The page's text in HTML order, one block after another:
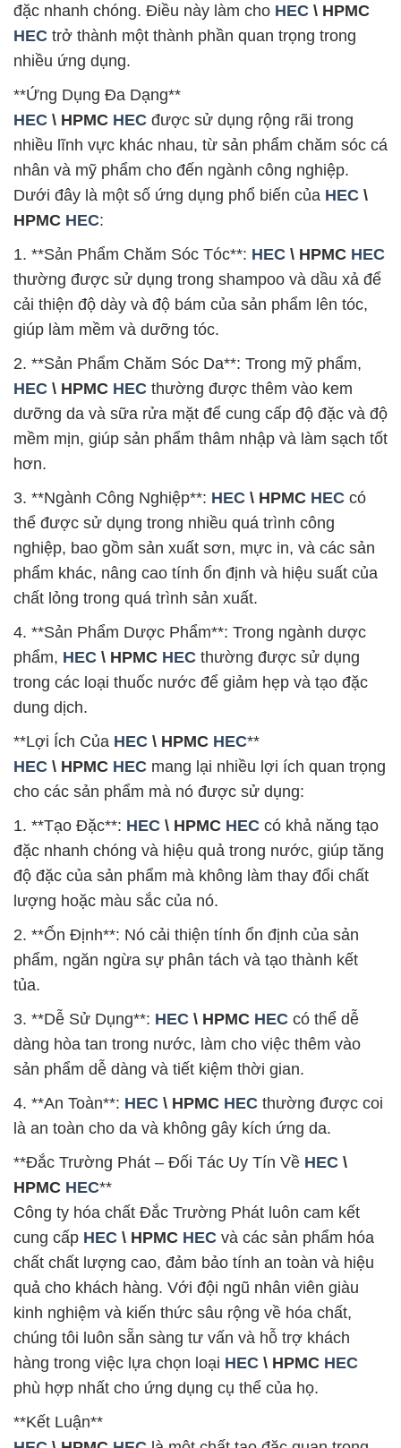
đặc nhanh chóng. Điều này làm cho HEC \ HPMC
HEC trở thành một thành phần quan trọng trong
nhiều ứng dụng.
**Ứng Dụng Đa Dạng**
HEC \ HPMC HEC được sử dụng rộng rãi trong
nhiều lĩnh vực khác nhau, từ sản phẩm chăm sóc cá
nhân và mỹ phẩm cho đến ngành công nghiệp.
Dưới đây là một số ứng dụng phổ biến của HEC \
HPMC HEC:
1. **Sản Phẩm Chăm Sóc Tóc**: HEC \ HPMC HEC
thường được sử dụng trong shampoo và dầu xả để
cải thiện độ dày và độ bám của sản phẩm lên tóc,
giúp làm mềm và dưỡng tóc.
2. **Sản Phẩm Chăm Sóc Da**: Trong mỹ phẩm,
HEC \ HPMC HEC thường được thêm vào kem
dưỡng da và sữa rửa mặt để cung cấp độ đặc và độ
mềm mịn, giúp sản phẩm thâm nhập và làm sạch tốt
hơn.
3. **Ngành Công Nghiệp**: HEC \ HPMC HEC có
thể được sử dụng trong nhiều quá trình công
nghiệp, bao gồm sản xuất sơn, mực in, và các sản
phẩm khác, nâng cao tính ổn định và hiệu suất của
chất lỏng trong quá trình sản xuất.
4. **Sản Phẩm Dược Phẩm**: Trong ngành dược
phẩm, HEC \ HPMC HEC thường được sử dụng
trong các loại thuốc nước để giảm hẹp và tạo đặc
dung dịch.
**Lợi Ích Của HEC \ HPMC HEC**
HEC \ HPMC HEC mang lại nhiều lợi ích quan trọng
cho các sản phẩm mà nó được sử dụng:
1. **Tạo Đặc**: HEC \ HPMC HEC có khả năng tạo
đặc nhanh chóng và hiệu quả trong nước, giúp tăng
độ đặc của sản phẩm mà không làm thay đổi chất
lượng hoặc màu sắc của nó.
2. **Ổn Định**: Nó cải thiện tính ổn định của sản
phẩm, ngăn ngừa sự phân tách và tạo thành kết
tủa.
3. **Dễ Sử Dụng**: HEC \ HPMC HEC có thể dễ
dàng hòa tan trong nước, làm cho việc thêm vào
sản phẩm dễ dàng và tiết kiệm thời gian.
4. **An Toàn**: HEC \ HPMC HEC thường được coi
là an toàn cho da và không gây kích ứng da.
**Đắc Trường Phát – Đối Tác Uy Tín Về HEC \
HPMC HEC**
Công ty hóa chất Đắc Trường Phát luôn cam kết
cung cấp HEC \ HPMC HEC và các sản phẩm hóa
chất chất lượng cao, đảm bảo tính an toàn và hiệu
quả cho khách hàng. Với đội ngũ nhân viên giàu
kinh nghiệm và kiến thức sâu rộng về hóa chất,
chúng tôi luôn sẵn sàng tư vấn và hỗ trợ khách
hàng trong việc lựa chọn loại HEC \ HPMC HEC
phù hợp nhất cho ứng dụng cụ thể của họ.
**Kết Luận**